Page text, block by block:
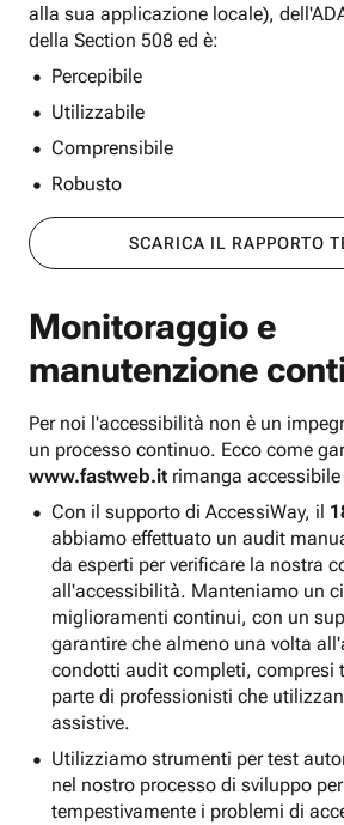
alla sua applicazione locale),
della Section 508 ed è:
Percepibile
Utilizzabile
Comprensibile
Robusto
SCARICA IL RAPPORTO
Monitoraggio e
manutenzione
Per noi l'accessibilità non è un
un processo continuo. Ecco come
www.fastweb.it rimanga
Con il supporto di AccessiWay, il
abbiamo effettuato un audit
da esperti per verificare la nostra
all'accessibilità. Manteniamo un
miglioramenti continui, con un
garantire che almeno una volta
condotti audit completi, compresi
parte di professionisti che
assistive.
Utilizziamo strumenti per test
nel nostro processo di sviluppo
tempestivamente i problemi di